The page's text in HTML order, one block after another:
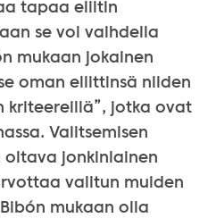
tapaa eliitin
se voi vaihdella
mukaan jokainen
oman eliittinsä niiden
kriteereillä”, jotka ovat
Valitsemisen
oltava jonkinlainen
valitun muiden
mukaan olla